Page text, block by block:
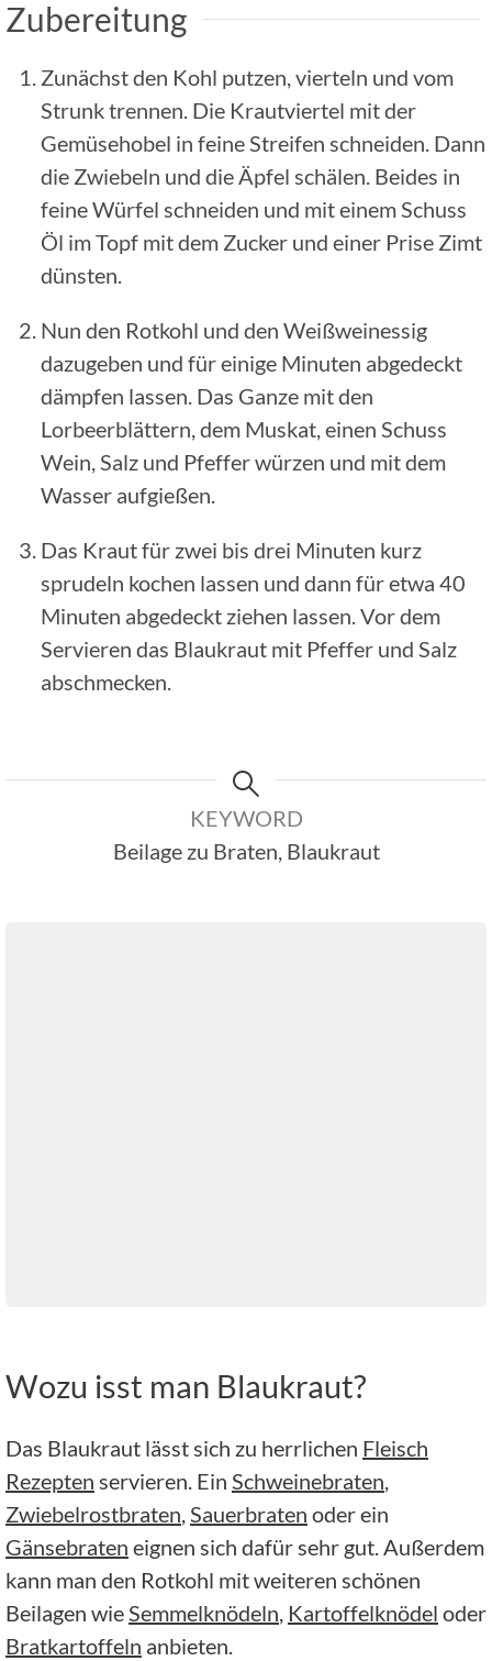
Zubereitung
Zunächst den Kohl putzen, vierteln und vom
Strunk trennen. Die Krautviertel mit der
Gemüsehobel in feine Streifen schneiden. Dann
die Zwiebeln und die Äpfel schälen. Beides in
feine Würfel schneiden und mit einem Schuss
Öl im Topf mit dem Zucker und einer Prise Zimt
dünsten.
Nun den Rotkohl und den Weißweinessig
dazugeben und für einige Minuten abgedeckt
dämpfen lassen. Das Ganze mit den
Lorbeerblättern, dem Muskat, einen Schuss
Wein, Salz und Pfeffer würzen und mit dem
Wasser aufgießen.
Das Kraut für zwei bis drei Minuten kurz
sprudeln kochen lassen und dann für etwa 40
Minuten abgedeckt ziehen lassen. Vor dem
Servieren das Blaukraut mit Pfeffer und Salz
abschmecken.
KEYWORD
Beilage zu Braten, Blaukraut
Wozu isst man Blaukraut?
Das Blaukraut lässt sich zu herrlichen Fleisch
Rezepten servieren. Ein Schweinebraten,
Zwiebelrostbraten,Sauerbraten oder ein
Gänsebraten eignen sich dafür sehr gut. Außerdem
kann man den Rotkohl mit weiteren schönen
Beilagen wieSemmelknödeln, Kartoffelknödel oder
Bratkartoffeln anbieten.